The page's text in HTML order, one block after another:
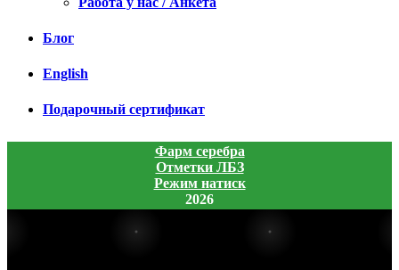
Блог
English
Подарочный сертификат
Фарм серебра
Отметки ЛБЗ
Режим натиск
2026